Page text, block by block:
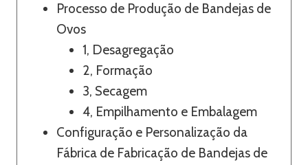
Processo de Produção de Bandejas de
Ovos
1, Desagregação
2, Formação
3, Secagem
4, Empilhamento e Embalagem
Configuração e Personalização da
Fábrica de Fabricação de Bandejas de